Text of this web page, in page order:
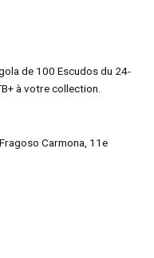
de 100 Escudos du 24-
à votre collection.
Carmona, 11e